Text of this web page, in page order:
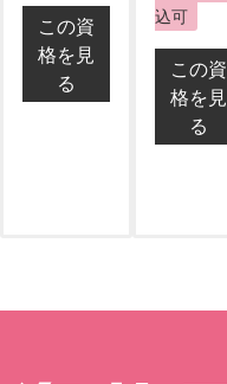
この資
格を見
る
込可
この資
格を見
る